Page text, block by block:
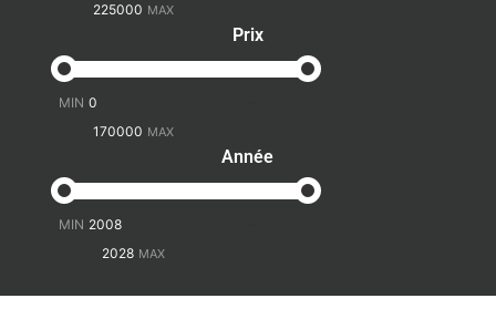
Prix
Année